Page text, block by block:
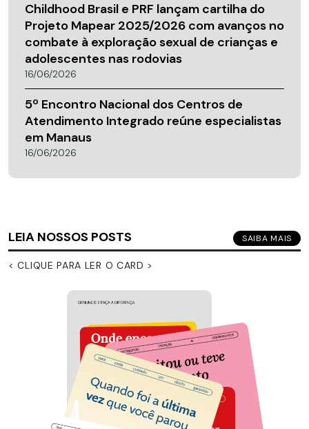
Childhood Brasil e PRF lançam cartilha do
Projeto Mapear 2025/2026 com avanços no
combate à exploração sexual de crianças e
adolescentes nas rodovias
16/06/2026
5º Encontro Nacional dos Centros de
Atendimento Integrado reúne especialistas
em Manaus
16/06/2026
LEIA NOSSOS POSTS SAIBA MAIS
< CLIQUE PARA LER O CARD >